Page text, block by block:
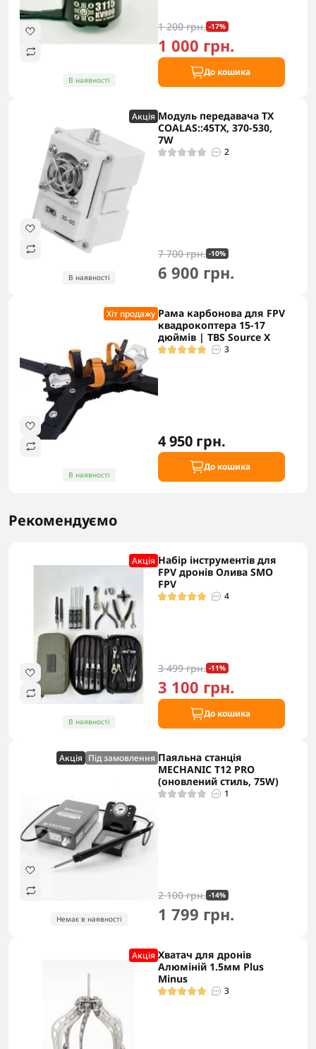
В наявності
1 200 грн. -17%
1 000 грн.
До кошика
Акцiя
В наявності
Модуль передавача TX
COALAS::45TX, 370-530,
7W
2
7 700 грн. -10%
6 900 грн.
Хіт продажу
В наявності
Рама карбонова для FPV
квадрокоптера 15-17
дюймів | TBS Source X
3
4 950 грн.
До кошика
Рекомендуємо
Акцiя
В наявності
Набір інструментів для
FPV дронів Олива SMO
FPV
4
3 499 грн. -11%
3 100 грн.
До кошика
Акцiя Під замовлення
Немає в наявності
Паяльна станція
MECHANIC T12 PRO
(оновлений стиль, 75W)
1
2 100 грн. -14%
1 799 грн.
Акцiя Хватач для дронів
Алюміній 1.5мм Plus
Minus
3